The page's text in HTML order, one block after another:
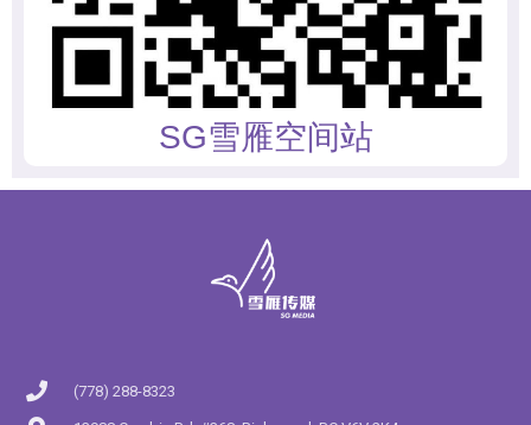
SG雪雁空间站
(778) 288-8323